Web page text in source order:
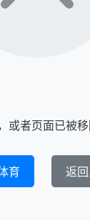
或者页面已被移
育 返